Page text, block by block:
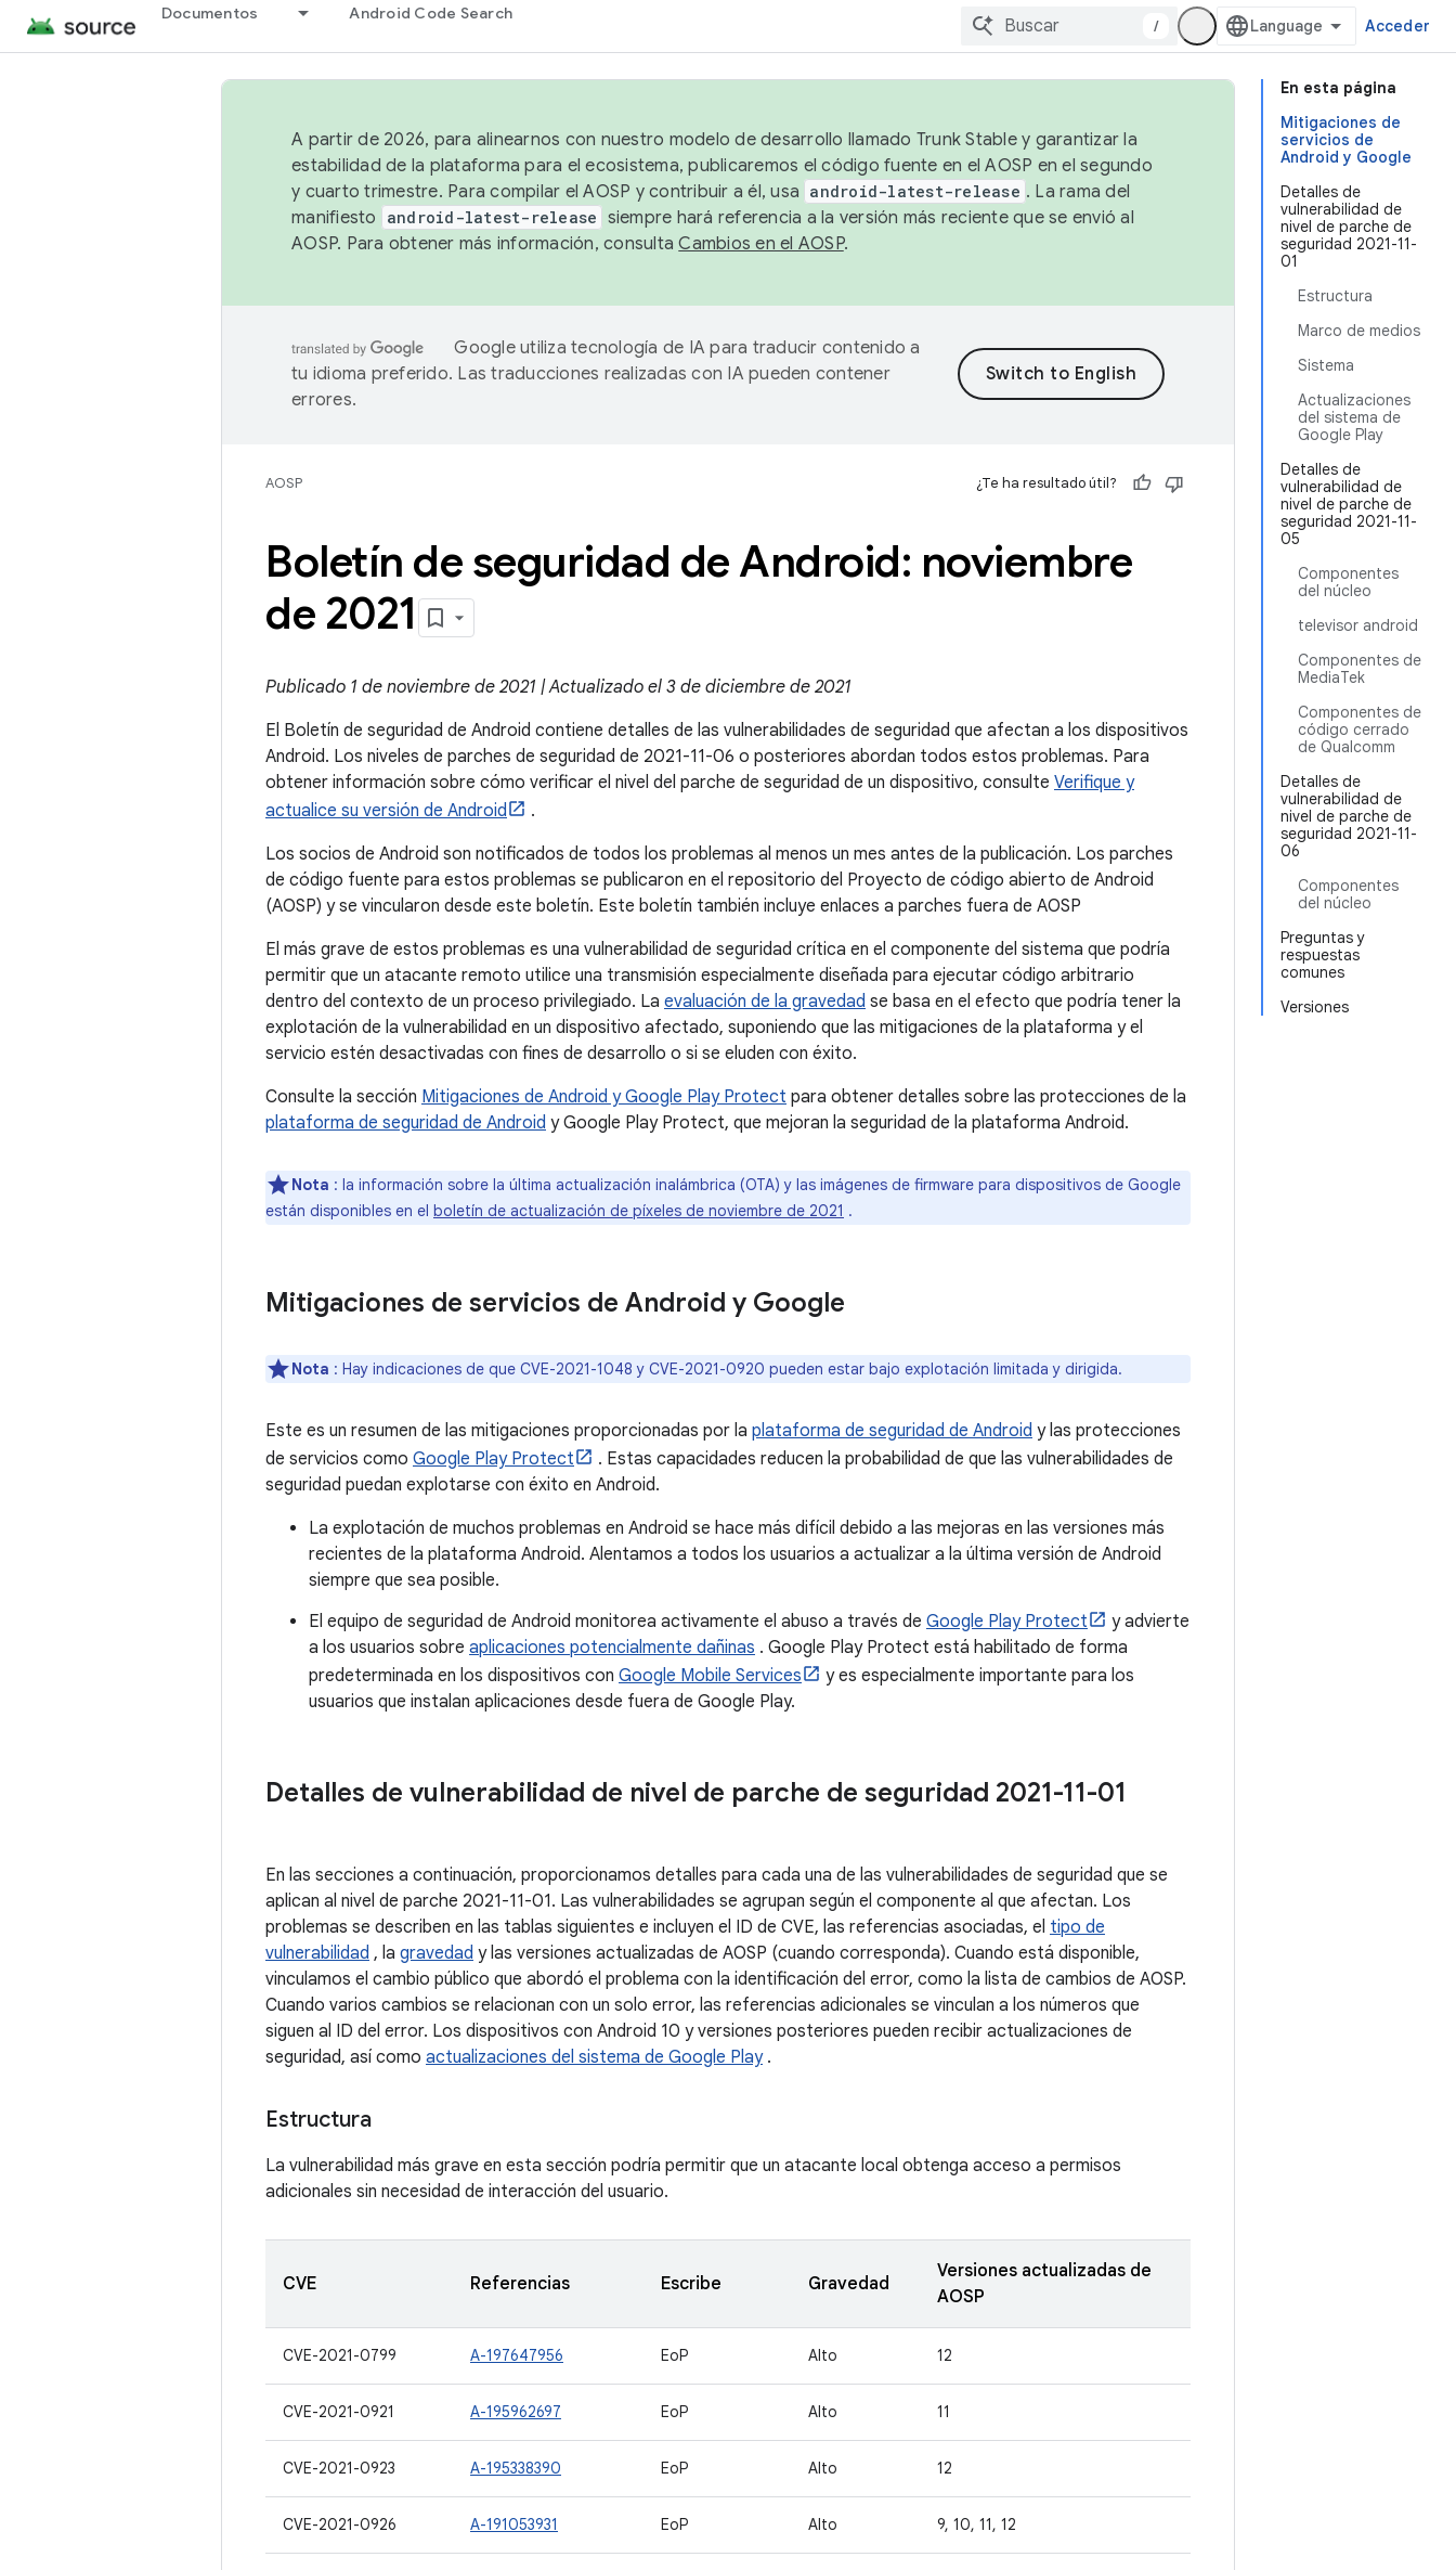
Documentos Android Code Search
/ Acceder
En esta página
Mitigaciones de
servicios de
Android y Google
Detalles de
vulnerabilidad de
nivel de parche de
seguridad 2021-11-
01
Estructura
Marco de medios
Sistema
Actualizaciones
del sistema de
Google Play
Detalles de
vulnerabilidad de
nivel de parche de
seguridad 2021-11-
05
Componentes
del núcleo
televisor android
Componentes de
MediaTek
Componentes de
código cerrado
de Qualcomm
Detalles de
vulnerabilidad de
nivel de parche de
seguridad 2021-11-
06
Componentes
del núcleo
Preguntas y
respuestas
comunes
Versiones
A partir de 2026, para alinearnos con nuestro modelo de desarrollo llamado Trunk Stable y garantizar la
estabilidad de la plataforma para el ecosistema, publicaremos el código fuente en el AOSP en el segundo
y cuarto trimestre. Para compilar el AOSP y contribuir a él, usa android-latest-release . La rama del
manifiesto
android-latest-release siempre hará referencia a la versión más reciente que se envió al
AOSP. Para obtener más información, consultaCambios en el AOSP.
Google utiliza tecnología de IA para traducir contenido a
tu idioma preferido. Las traducciones realizadas con IA pueden contener
errores.
AOSP ¿Te ha resultado útil?
Boletín de seguridad de Android: noviembre
de 2021
Publicado 1 de noviembre de 2021 | Actualizado el 3 de diciembre de 2021
El Boletín de seguridad de Android contiene detalles de las vulnerabilidades de seguridad que afectan a los dispositivos
Android. Los niveles de parches de seguridad de 2021-11-06 o posteriores abordan todos estos problemas. Para
obtener información sobre cómo verificar el nivel del parche de seguridad de un dispositivo, consulte Verifique y
actualice su versión de Android
.
Los socios de Android son notificados de todos los problemas al menos un mes antes de la publicación. Los parches
de código fuente para estos problemas se publicaron en el repositorio del Proyecto de código abierto de Android
(AOSP) y se vincularon desde este boletín. Este boletín también incluye enlaces a parches fuera de AOSP
El más grave de estos problemas es una vulnerabilidad de seguridad crítica en el componente del sistema que podría
permitir que un atacante remoto utilice una transmisión especialmente diseñada para ejecutar código arbitrario
dentro del contexto de un proceso privilegiado. La evaluación de la gravedad se basa en el efecto que podría tener la
explotación de la vulnerabilidad en un dispositivo afectado, suponiendo que las mitigaciones de la plataforma y el
servicio estén desactivadas con fines de desarrollo o si se eluden con éxito.
Consulte la sección Mitigaciones de Android y Google Play Protect para obtener detalles sobre las protecciones de la
plataforma de seguridad de Android y Google Play Protect, que mejoran la seguridad de la plataforma Android.
Nota : la información sobre la última actualización inalámbrica (OTA) y las imágenes de firmware para dispositivos de Google
están disponibles en el boletín de actualización de píxeles de noviembre de 2021 .
Mitigaciones de servicios de Android y Google
Nota : Hay indicaciones de que CVE-2021-1048 y CVE-2021-0920 pueden estar bajo explotación limitada y dirigida.
Este es un resumen de las mitigaciones proporcionadas por la plataforma de seguridad de Android y las protecciones
de servicios como Google Play Protect
. Estas capacidades reducen la probabilidad de que las vulnerabilidades de
seguridad puedan explotarse con éxito en Android.
La explotación de muchos problemas en Android se hace más difícil debido a las mejoras en las versiones más
recientes de la plataforma Android. Alentamos a todos los usuarios a actualizar a la última versión de Android
siempre que sea posible.
El equipo de seguridad de Android monitorea activamente el abuso a través de Google Play Protect
y advierte
a los usuarios sobre aplicaciones potencialmente dañinas . Google Play Protect está habilitado de forma
predeterminada en los dispositivos con Google Mobile Services
y es especialmente importante para los
usuarios que instalan aplicaciones desde fuera de Google Play.
Detalles de vulnerabilidad de nivel de parche de seguridad 2021-11-01
En las secciones a continuación, proporcionamos detalles para cada una de las vulnerabilidades de seguridad que se
aplican al nivel de parche 2021-11-01. Las vulnerabilidades se agrupan según el componente al que afectan. Los
problemas se describen en las tablas siguientes e incluyen el ID de CVE, las referencias asociadas, el tipo de
vulnerabilidad , la gravedad y las versiones actualizadas de AOSP (cuando corresponda). Cuando está disponible,
vinculamos el cambio público que abordó el problema con la identificación del error, como la lista de cambios de AOSP.
Cuando varios cambios se relacionan con un solo error, las referencias adicionales se vinculan a los números que
siguen al ID del error. Los dispositivos con Android 10 y versiones posteriores pueden recibir actualizaciones de
seguridad, así como actualizaciones del sistema de Google Play.
Estructura
La vulnerabilidad más grave en esta sección podría permitir que un atacante local obtenga acceso a permisos
adicionales sin necesidad de interacción del usuario.
CVE Referencias Escribe Gravedad
Versiones actualizadas de
AOSP
CVE-2021-0799 A-197647956 EoP Alto 12
CVE-2021-0921 A-195962697 EoP Alto 11
CVE-2021-0923 A-195338390 EoP Alto 12
CVE-2021-0926 A-191053931 EoP Alto 9, 10, 11, 12